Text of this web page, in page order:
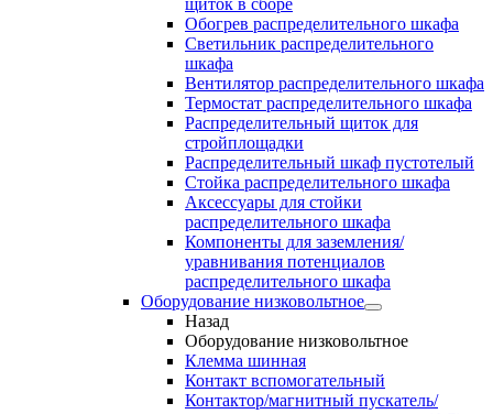
щиток в сборе
Обогрев распределительного шкафа
Светильник распределительного
шкафа
Вентилятор распределительного шкафа
Термостат распределительного шкафа
Распределительный щиток для
стройплощадки
Распределительный шкаф пустотелый
Стойка распределительного шкафа
Аксессуары для стойки
распределительного шкафа
Компоненты для заземления/
уравнивания потенциалов
распределительного шкафа
Оборудование низковольтное
Назад
Оборудование низковольтное
Клемма шинная
Контакт вспомогательный
Контактор/магнитный пускатель/